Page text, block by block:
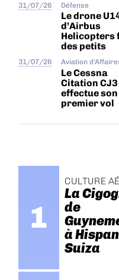
31/07/26 Défense
Le drone
d’Airbus
Helicopters
des petits
31/07/26 Aviation
Le Cessna
Citation CJ3
effectue son
premier vol
CULTURE
La
de
à
Suiza